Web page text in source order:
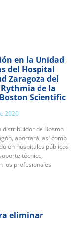
en la Unidad
del Hospital
Zaragoza del
de la
Scientific
2020
distribuidor de Boston
aportará, así como
en hospitales públicos
técnico,
los profesionales
eliminar